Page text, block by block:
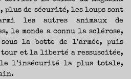
plus de sécurité, les loups sont
les autres animaux de
le monde a connu la sclérose,
la botte de l’armée, puis
tour et la liberté a ressuscitée,
l’insécurité la plus totale,